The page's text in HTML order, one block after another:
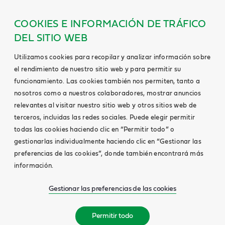
COOKIES E INFORMACIÓN DE TRÁFICO
DEL SITIO WEB
Utilizamos cookies para recopilar y analizar información sobre
el rendimiento de nuestro sitio web y para permitir su
funcionamiento. Las cookies también nos permiten, tanto a
nosotros como a nuestros colaboradores, mostrar anuncios
relevantes al visitar nuestro sitio web y otros sitios web de
terceros, incluidas las redes sociales. Puede elegir permitir
todas las cookies haciendo clic en “Permitir todo” o
gestionarlas individualmente haciendo clic en “Gestionar las
preferencias de las cookies”, donde también encontrará más
información.
Gestionar las preferencias de las cookies
Permitir todo